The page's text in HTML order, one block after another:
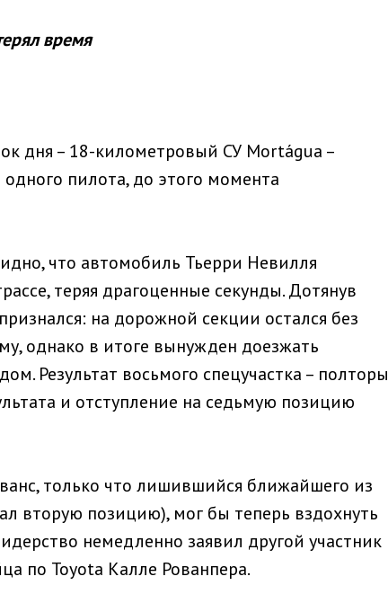
время
дня – 18-километровый СУ Mortágua –
пилота, до этого момента
что автомобиль Тьерри Невилля
теряя драгоценные секунды. Дотянув
на дорожной секции остался без
однако в итоге вынужден доезжать
Результат восьмого спецучастка – полторы
и отступление на седьмую позицию
только что лишившийся ближайшего из
вторую позицию), мог бы теперь вздохнуть
немедленно заявил другой участник
по Toyota Калле Рованпера.